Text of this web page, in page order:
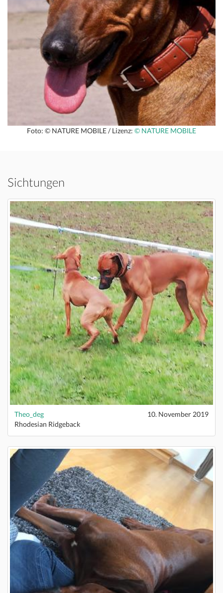
Foto: © NATURE MOBILE / Lizenz: © NATURE MOBILE
Sichtungen
Theo_deg
10. November 2019
Rhodesian Ridgeback